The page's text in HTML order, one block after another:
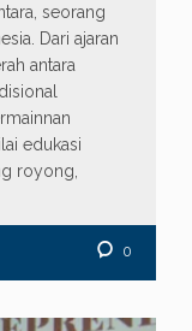
seorang
Dari ajaran
antara
edukasi
royong,
0